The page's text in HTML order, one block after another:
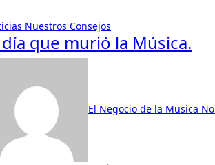
Nuestros Consejos
día que murió la Música.
El Negocio de la Musica